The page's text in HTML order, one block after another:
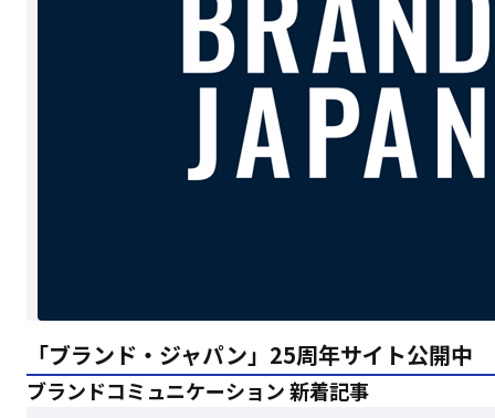
「ブランド・ジャパン」25周年サイト公開中
ブランドコミュニケーション 新着記事